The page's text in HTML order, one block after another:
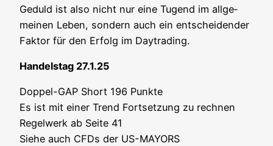
Geduld ist also nicht nur eine Tugend im all­ge­
mei­nen Leben, son­dern auch ein ent­schei­den­der
Fak­tor für den Erfolg im Daytrading.
Han­dels­tag 27.1.25
Dop­pel-GAP Short 196 Punk­te
Es ist mit einer Trend Fort­set­zung zu rech­nen
Regel­werk ab Sei­te 41
Sie­he auch CFDs der US-MAYORS